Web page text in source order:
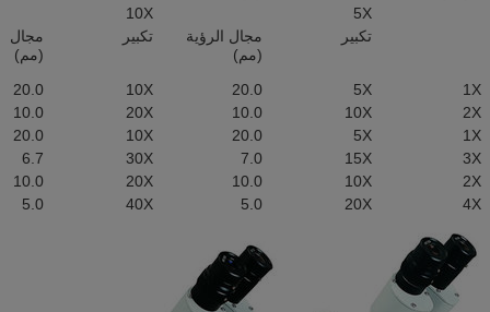
5X
10X
تكبير
مجال الرؤية
(مم)
تكبير
مجال
(مم)
1X
5X
20.0
10X
20.0
2X
10X
10.0
20X
10.0
1X
5X
20.0
10X
20.0
3X
15X
7.0
30X
6.7
2X
10X
10.0
20X
10.0
4X
20X
5.0
40X
5.0